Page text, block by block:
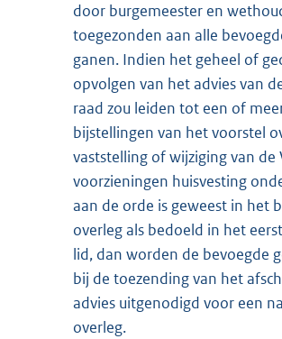
door burgemeester en
toegezonden aan alle
ganen. Indien het geheel of
opvolgen van het advies van
raad zou leiden tot een of
bijstellingen van het voorstel
vaststelling of wijziging van de
voorzieningen huisvesting
aan de orde is geweest in het
overleg als bedoeld in het
lid, dan worden de bevoegde
bij de toezending van het
advies uitgenodigd voor een
overleg.